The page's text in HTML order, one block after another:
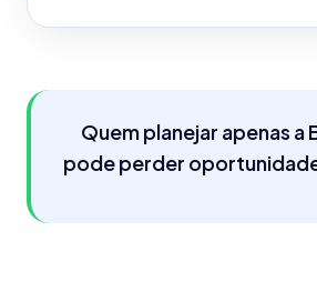
Quem planejar apenas a
pode perder